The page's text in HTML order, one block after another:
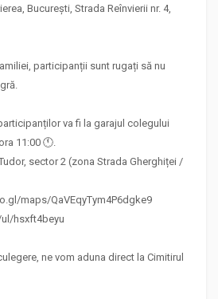
București, Strada Reînvierii nr. 4,
participanții sunt rugați să nu
va fi la garajul colegului
11:00 🕚.
sector 2 (zona Strada Gherghiței /
maps/QaVEqyTym4P6dgke9
hsxft4beyu
ne vom aduna direct la Cimitirul